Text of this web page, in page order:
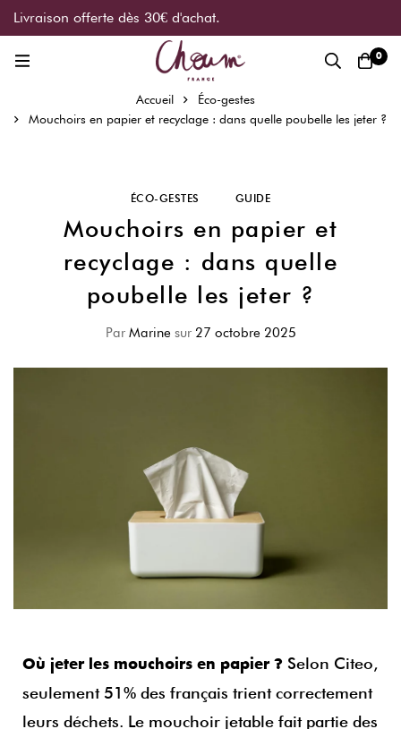
Livraison offerte dès 30€ d'achat.
0
Accueil
Éco-gestes
Mouchoirs en papier et recyclage : dans quelle poubelle les jeter ?
ÉCO-GESTES GUIDE
Mouchoirs en papier et
recyclage : dans quelle
poubelle les jeter ?
ParMarine sur27 octobre 2025
Où jeter les mouchoirs en papier ? Selon Citeo,
seulement 51% des français trient correctement
leurs déchets. Le mouchoir jetable fait partie des